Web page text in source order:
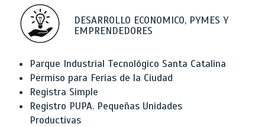
DESARROLLO ECONOMICO, PYMES Y
EMPRENDEDORES
Parque Industrial Tecnológico Santa Catalina
Permiso para Ferias de la Ciudad
Registra Simple
Registro PUPA. Pequeñas Unidades
Productivas